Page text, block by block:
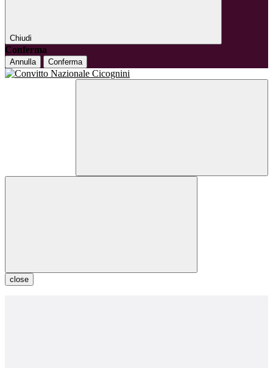
Chiudi
Conferma
Annulla Conferma
close